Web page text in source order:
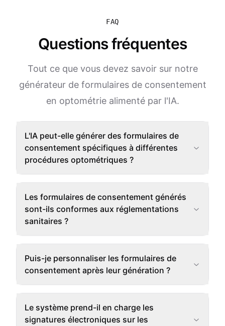
FAQ
Questions fréquentes
Tout ce que vous devez savoir sur notre
générateur de formulaires de consentement
en optométrie alimenté par l'IA.
L'IA peut-elle générer des formulaires de
consentement spécifiques à différentes
procédures optométriques ?
Les formulaires de consentement générés
sont-ils conformes aux réglementations
sanitaires ?
Puis-je personnaliser les formulaires de
consentement après leur génération ?
Le système prend-il en charge les
signatures électroniques sur les